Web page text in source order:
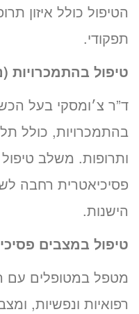
הטיפול כולל איזון
תפקודי.
טיפול בהתמכרויות
ד”ר צ׳ומסקי בעל
בהתמכרויות, כולל
ותרופות. משלב
פסיכיאטרית רחבה
הישנות.
טיפול במצבים
מטפל במטופלים עם
רפואיות ונפשיות,